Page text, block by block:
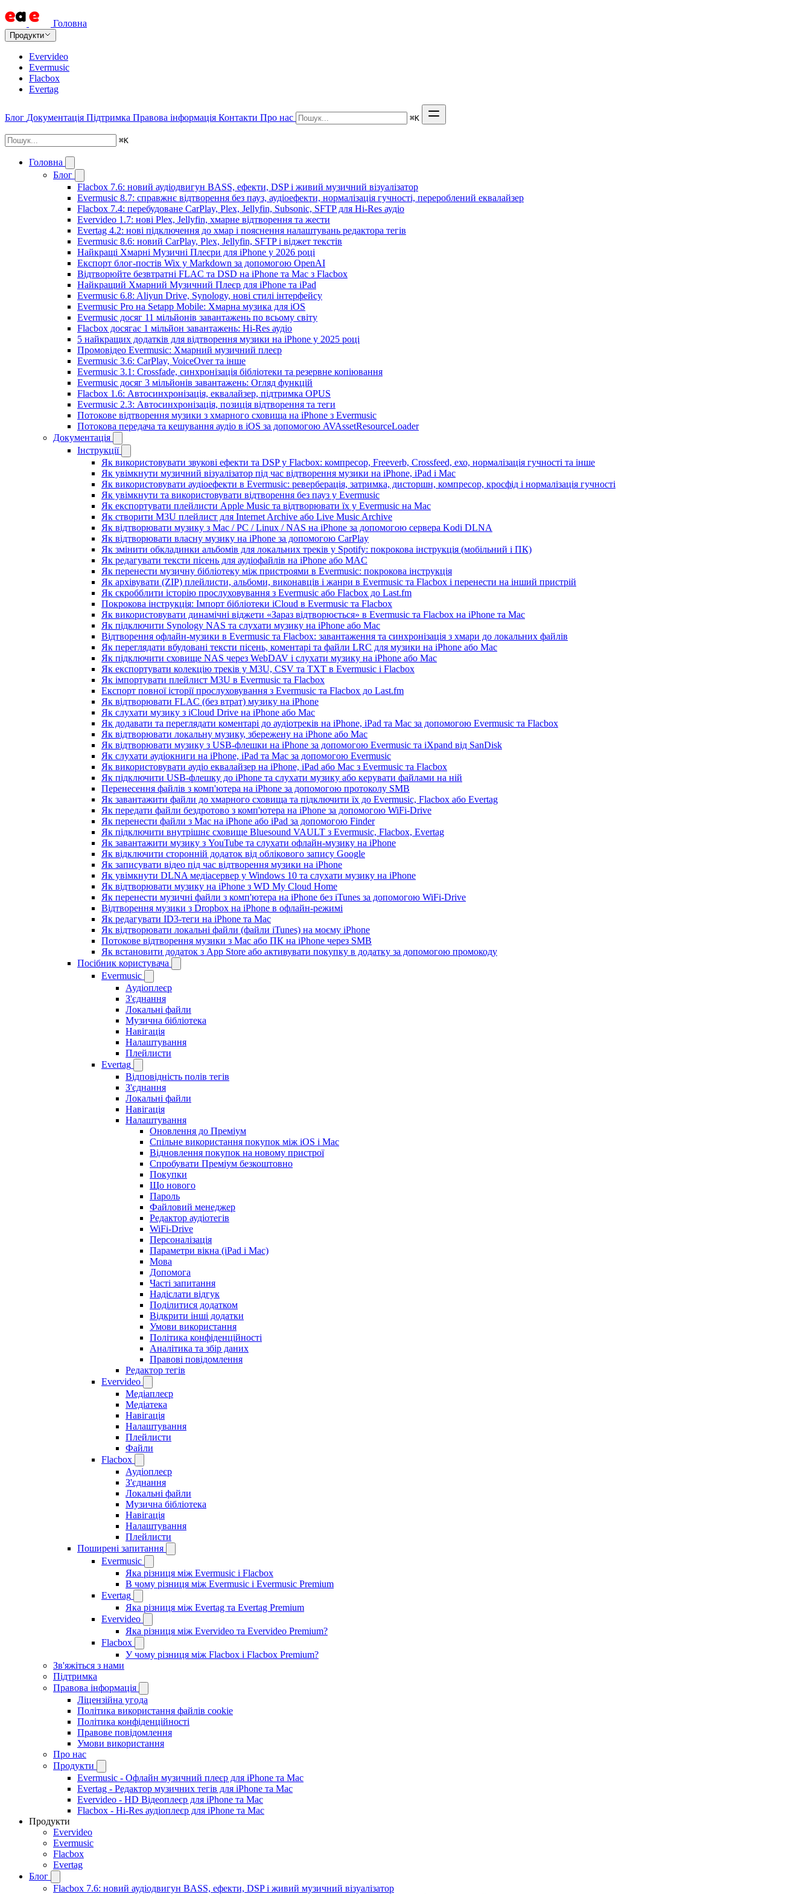
Головна
Продукти
Evervideo
Evermusic
Flacbox
Evertag
Блог Документація Підтримка Правова інформація Контакти Про нас ⌘K
⌘K
Головна
Блог
Flacbox 7.6: новий аудіодвигун BASS, ефекти, DSP і живий музичний візуалізатор
Evermusic 8.7: справжнє відтворення без пауз, аудіоефекти, нормалізація гучності, перероблений еквалайзер
Flacbox 7.4: перебудоване CarPlay, Plex, Jellyfin, Subsonic, SFTP для Hi-Res аудіо
Evervideo 1.7: нові Plex, Jellyfin, хмарне відтворення та жести
Evertag 4.2: нові підключення до хмар і пояснення налаштувань редактора тегів
Evermusic 8.6: новий CarPlay, Plex, Jellyfin, SFTP і віджет текстів
Найкращі Хмарні Музичні Плеєри для iPhone у 2026 році
Експорт блог-постів Wix у Markdown за допомогою OpenAI
Відтворюйте безвтратні FLAC та DSD на iPhone та Mac з Flacbox
Найкращий Хмарний Музичний Плеєр для iPhone та iPad
Evermusic 6.8: Aliyun Drive, Synology, нові стилі інтерфейсу
Evermusic Pro на Setapp Mobile: Хмарна музика для iOS
Evermusic досяг 11 мільйонів завантажень по всьому світу
Flacbox досягає 1 мільйон завантажень: Hi-Res аудіо
5 найкращих додатків для відтворення музики на iPhone у 2025 році
Промовідео Evermusic: Хмарний музичний плеєр
Evermusic 3.6: CarPlay, VoiceOver та інше
Evermusic 3.1: Crossfade, синхронізація бібліотеки та резервне копіювання
Evermusic досяг 3 мільйонів завантажень: Огляд функцій
Flacbox 1.6: Автосинхронізація, еквалайзер, підтримка OPUS
Evermusic 2.3: Автосинхронізація, позиція відтворення та теги
Потокове відтворення музики з хмарного сховища на iPhone з Evermusic
Потокова передача та кешування аудіо в iOS за допомогою AVAssetResourceLoader
Документація
Інструкції
Як використовувати звукові ефекти та DSP у Flacbox: компресор, Freeverb, Crossfeed, ехо, нормалізація гучності та інше
Як увімкнути музичний візуалізатор під час відтворення музики на iPhone, iPad і Mac
Як використовувати аудіоефекти в Evermusic: реверберація, затримка, дисторшн, компресор, кросфід і нормалізація гучності
Як увімкнути та використовувати відтворення без пауз у Evermusic
Як експортувати плейлисти Apple Music та відтворювати їх у Evermusic на Mac
Як створити M3U плейлист для Internet Archive або Live Music Archive
Як відтворювати музику з Mac / PC / Linux / NAS на iPhone за допомогою сервера Kodi DLNA
Як відтворювати власну музику на iPhone за допомогою CarPlay
Як змінити обкладинки альбомів для локальних треків у Spotify: покрокова інструкція (мобільний і ПК)
Як редагувати тексти пісень для аудіофайлів на iPhone або MAC
Як перенести музичну бібліотеку між пристроями в Evermusic: покрокова інструкція
Як архівувати (ZIP) плейлисти, альбоми, виконавців і жанри в Evermusic та Flacbox і перенести на інший пристрій
Як скробблити історію прослуховування з Evermusic або Flacbox до Last.fm
Покрокова інструкція: Імпорт бібліотеки iCloud в Evermusic та Flacbox
Як використовувати динамічні віджети «Зараз відтворюється» в Evermusic та Flacbox на iPhone та Mac
Як підключити Synology NAS та слухати музику на iPhone або Mac
Відтворення офлайн-музики в Evermusic та Flacbox: завантаження та синхронізація з хмари до локальних файлів
Як переглядати вбудовані тексти пісень, коментарі та файли LRC для музики на iPhone або Mac
Як підключити сховище NAS через WebDAV і слухати музику на iPhone або Mac
Як експортувати колекцію треків у M3U, CSV та TXT в Evermusic і Flacbox
Як імпортувати плейлист M3U в Evermusic та Flacbox
Експорт повної історії прослуховування з Evermusic та Flacbox до Last.fm
Як відтворювати FLAC (без втрат) музику на iPhone
Як слухати музику з iCloud Drive на iPhone або Mac
Як додавати та переглядати коментарі до аудіотреків на iPhone, iPad та Mac за допомогою Evermusic та Flacbox
Як відтворювати локальну музику, збережену на iPhone або Mac
Як відтворювати музику з USB-флешки на iPhone за допомогою Evermusic та iXpand від SanDisk
Як слухати аудіокниги на iPhone, iPad та Mac за допомогою Evermusic
Як використовувати аудіо еквалайзер на iPhone, iPad або Mac з Evermusic та Flacbox
Як підключити USB-флешку до iPhone та слухати музику або керувати файлами на ній
Перенесення файлів з комп'ютера на iPhone за допомогою протоколу SMB
Як завантажити файли до хмарного сховища та підключити їх до Evermusic, Flacbox або Evertag
Як передати файли бездротово з комп'ютера на iPhone за допомогою WiFi-Drive
Як перенести файли з Mac на iPhone або iPad за допомогою Finder
Як підключити внутрішнє сховище Bluesound VAULT з Evermusic, Flacbox, Evertag
Як завантажити музику з YouTube та слухати офлайн-музику на iPhone
Як відключити сторонній додаток від облікового запису Google
Як записувати відео під час відтворення музики на iPhone
Як увімкнути DLNA медіасервер у Windows 10 та слухати музику на iPhone
Як відтворювати музику на iPhone з WD My Cloud Home
Як перенести музичні файли з комп'ютера на iPhone без iTunes за допомогою WiFi-Drive
Відтворення музики з Dropbox на iPhone в офлайн-режимі
Як редагувати ID3-теги на iPhone та Mac
Як відтворювати локальні файли (файли iTunes) на моєму iPhone
Потокове відтворення музики з Mac або ПК на iPhone через SMB
Як встановити додаток з App Store або активувати покупку в додатку за допомогою промокоду
Посібник користувача
Evermusic
Аудіоплеєр
З'єднання
Локальні файли
Музична бібліотека
Навігація
Налаштування
Плейлисти
Evertag
Відповідність полів тегів
З'єднання
Локальні файли
Навігація
Налаштування
Оновлення до Преміум
Спільне використання покупок між iOS і Mac
Відновлення покупок на новому пристрої
Спробувати Преміум безкоштовно
Покупки
Що нового
Пароль
Файловий менеджер
Редактор аудіотегів
WiFi-Drive
Персоналізація
Параметри вікна (iPad і Mac)
Мова
Допомога
Часті запитання
Надіслати відгук
Поділитися додатком
Відкрити інші додатки
Умови використання
Політика конфіденційності
Аналітика та збір даних
Правові повідомлення
Редактор тегів
Evervideo
Медіаплеєр
Медіатека
Навігація
Налаштування
Плейлисти
Файли
Flacbox
Аудіоплеєр
З'єднання
Локальні файли
Музична бібліотека
Навігація
Налаштування
Плейлисти
Поширені запитання
Evermusic
Яка різниця між Evermusic і Flacbox
В чому різниця між Evermusic і Evermusic Premium
Evertag
Яка різниця між Evertag та Evertag Premium
Evervideo
Яка різниця між Evervideo та Evervideo Premium?
Flacbox
У чому різниця між Flacbox і Flacbox Premium?
Зв'яжіться з нами
Підтримка
Правова інформація
Ліцензійна угода
Політика використання файлів cookie
Політика конфіденційності
Правове повідомлення
Умови використання
Про нас
Продукти
Evermusic - Офлайн музичний плеєр для iPhone та Mac
Evertag - Редактор музичних тегів для iPhone та Mac
Evervideo - HD Відеоплеєр для iPhone та Mac
Flacbox - Hi-Res аудіоплеєр для iPhone та Mac
Продукти
Evervideo
Evermusic
Flacbox
Evertag
Блог
Flacbox 7.6: новий аудіодвигун BASS, ефекти, DSP і живий музичний візуалізатор